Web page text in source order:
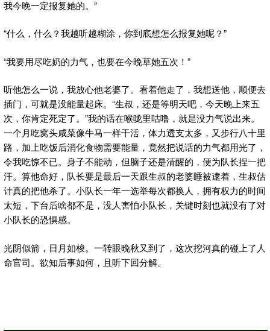
我今晚一定报复她的。”
“什么，什么？我越听越糊涂，你到底想怎么报复她呢？”
“我要用尽吃奶的力气，也要在今晚草她五次！”
听他怎么一说，我放心他老婆了。看着他走了，我想送他，顺便去
插门，可就是没能量起床。“生叔，还是等明天吧，今天晚上来五
次，你肯定死定了。”我的话在喉咙里咕噜，就是没力气说出来。
一个月吃窝头咸菜像牛马一样干活，体力透支太多，又步行八十里
路，加上吃饭后消化食物需要能量，竟然把说话的力气都用光了，
令我吃惊不已。身子不能动，但脑子还是清醒的，便为队长捏一把
汗。算他命好，队长要是最后一天跟生叔的老婆睡被逮着，生叔估
计真的把他杀了。小队长一年一选举每次都换人，拥有权力的时间
太短，下台后啥都不是，没人害怕小队长，关键时刻也就没有了对
小队长的恐惧感。
光阴似箭，日月如梭。一转眼晚秋又到了，这次挖河真的碰上了人
命官司。欲知后事如何，且听下回分解。